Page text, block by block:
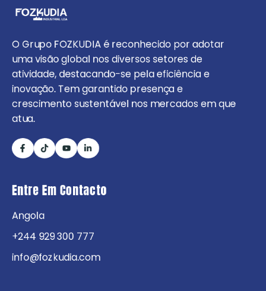
O Grupo FOZKUDIA é reconhecido por adotar
uma visão global nos diversos setores de
atividade, destacando-se pela eficiência e
inovação. Tem garantido presença e
crescimento sustentável nos mercados em que
atua.
Entre Em Contacto
Angola
+244 929 300 777
info@fozkudia.com